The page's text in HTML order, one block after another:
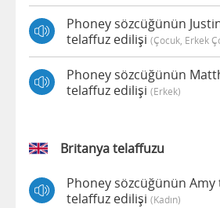
Phoney sözcüğünün
telaffuz edilişi (çocuk, Erkek
Phoney sözcüğünün
telaffuz edilişi (erkek)
Britanya telaffuzu
Phoney sözcüğünün Amy
telaffuz edilişi (kadın)